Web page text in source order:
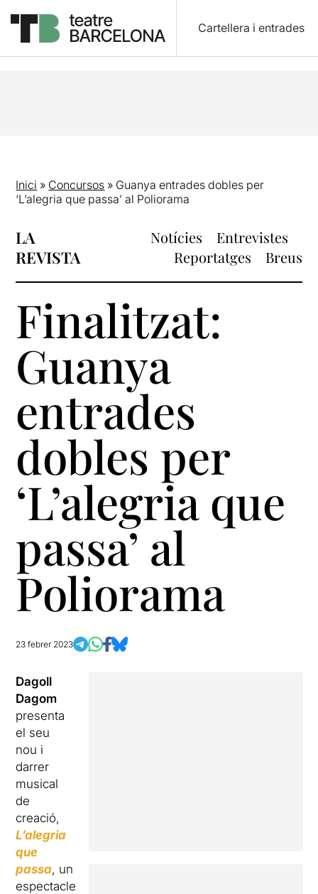
Cartellera i entrades
Inici » Concursos » Guanya entrades dobles per
‘L’alegria que passa’ al Poliorama
LA
REVISTA
Notícies
Entrevistes
Reportatges
Breus
Finalitzat:
Guanya
entrades
dobles per
‘L’alegria que
passa’ al
Poliorama
23 febrer 2023
Dagoll
Dagom
presenta
el seu
nou i
darrer
musical
de
creació,
L’alegria
que
passa, un
espectacle